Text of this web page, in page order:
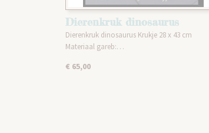
Dierenkruk dinosaurus
Dierenkruk dinosaurus Krukje 28 x 43 cm
Materiaal gareb:…
€ 65,00